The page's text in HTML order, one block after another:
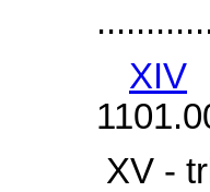
XIV
XV -